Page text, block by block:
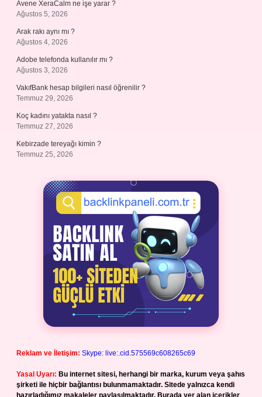
Avene XeraCalm ne işe yarar ?
Ağustos 5, 2026
Arak rakı aynı mı ?
Ağustos 4, 2026
Adobe telefonda kullanılır mı ?
Ağustos 3, 2026
VakıfBank hesap bilgileri nasıl öğrenilir ?
Temmuz 29, 2026
Koç kadını yatakta nasıl ?
Temmuz 27, 2026
Kebirzade tereyağı kimin ?
Temmuz 25, 2026
Reklam ve İletişim: Skype: live:.cid.575569c608265c69
Yasal Uyarı: Bu internet sitesi, herhangi bir marka, kurum veya şahıs
şirketi ile hiçbir bağlantısı bulunmamaktadır. Sitede yalnızca kendi
hazırladığımız makaleler paylaşılmaktadır. Burada yer alan içerikler